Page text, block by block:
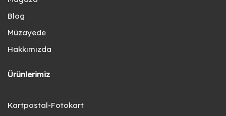
Blog
Müzayede
Hakkımızda
Ürünlerimiz
Kartpostal-Fotokart